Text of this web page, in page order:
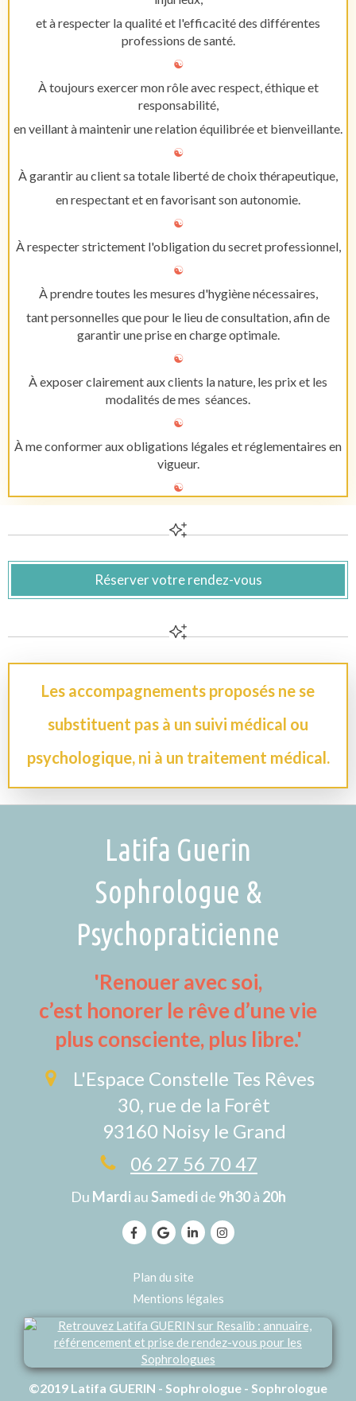
et à respecter la qualité et l'efficacité des différentes
professions de santé.
☯︎
À toujours exercer mon rôle avec respect, éthique et
responsabilité,
en veillant à maintenir une relation équilibrée et bienveillante.
☯︎
À garantir au client sa totale liberté de choix thérapeutique,
en respectant et en favorisant son autonomie.
☯︎
À respecter strictement l'obligation du secret professionnel,
☯︎
À prendre toutes les mesures d'hygiène nécessaires,
tant personnelles que pour le lieu de consultation, afin de
garantir une prise en charge optimale.
☯︎
À exposer clairement aux clients la nature, les prix et les
modalités de mes séances.
☯︎
À me conformer aux obligations légales et réglementaires en
vigueur.
☯︎
Réserver votre rendez-vous
Les accompagnements proposés ne se
substituent pas à un suivi médical ou
psychologique, ni à un traitement médical.
Latifa Guerin
Sophrologue &
Psychopraticienne
'Renouer avec soi,
c’est honorer le rêve d’une vie
plus consciente, plus libre.'
L'Espace Constelle Tes Rêves
30, rue de la Forêt
93160 Noisy le Grand
06 27 56 70 47
Du MardiauSamedide 9h30à 20h
Plan du site
Mentions légales
©2019 Latifa GUERIN - Sophrologue - Sophrologue